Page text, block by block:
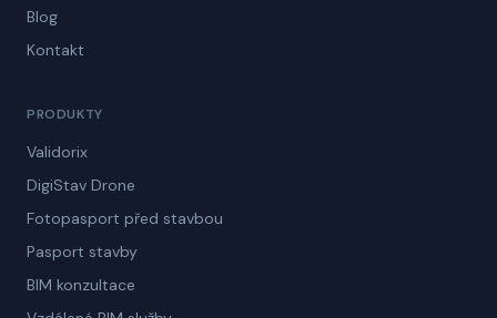
Blog
Kontakt
PRODUKTY
Validorix
DigiStav Drone
Fotopasport před stavbou
Pasport stavby
BIM konzultace